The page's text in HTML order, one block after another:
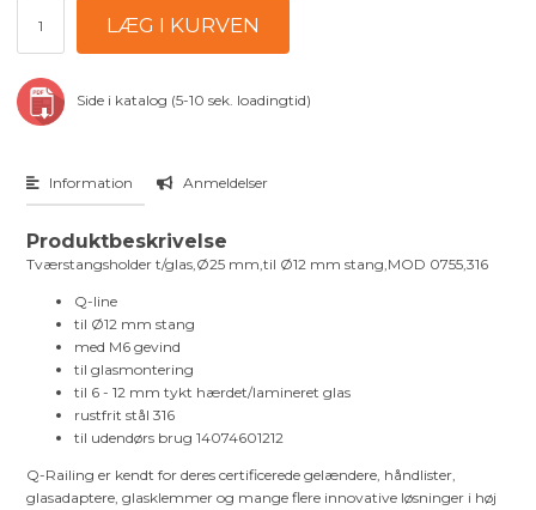
Side i katalog (5-10 sek. loadingtid)
Information Anmeldelser
Produktbeskrivelse
Tværstangsholder t/glas,Ø25 mm,til Ø12 mm stang,MOD 0755,316
Q-line
til Ø12 mm stang
med M6 gevind
til glasmontering
til 6 - 12 mm tykt hærdet/lamineret glas
rustfrit stål 316
til udendørs brug 14074601212
Q-Railing er kendt for deres certificerede gelændere, håndlister,
glasadaptere, glasklemmer og mange flere innovative løsninger i høj